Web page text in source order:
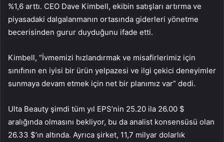
%1,6 arttı. CEO Dave Kimbell, ekibin satışları artırma ve
piyasadaki dalgalanmanın ortasında giderleri yönetme
becerisinden gurur duyduğunu ifade etti.
Kimbell, “İvmemizi hızlandırmak ve misafirlerimiz için
sınıfının en iyisi bir ürün yelpazesi ve ilgi çekici deneyimler
sunmaya devam etmek için net bir planımız var” dedi.
Ulta Beauty şimdi tüm yıl EPS’nin 25.20 ila 26.00 $
aralığında olmasını bekliyor, bu da analist konsensüsü olan
26.33 $’ın altında. Ayrıca şirket, 11,7 milyar dolarlık